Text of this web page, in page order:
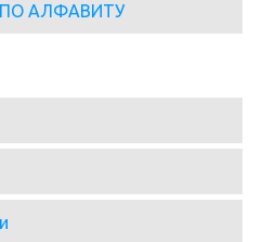
ПО АЛФАВИТУ